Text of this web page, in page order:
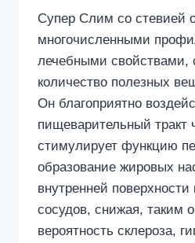
Супер Слим со стевией
многочисленными
лечебными свойствами,
количество полезных
Он благоприятно
пищеварительный тракт
стимулирует функцию
образование жировых
внутренней поверхности
сосудов, снижая, таким
вероятность склероза,